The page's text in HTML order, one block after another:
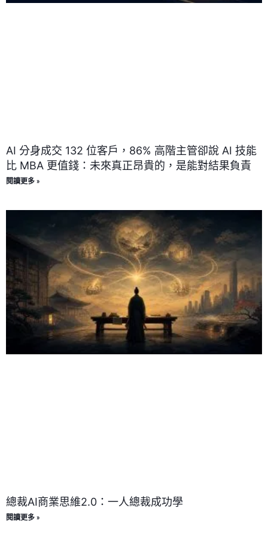
AI 分身成交 132 位客戶，86% 高階主管卻說 AI 技能
比 MBA 更值錢：未來真正昂貴的，是能對結果負責
閱讀更多 »
總裁AI商業思維2.0：一人總裁成功學
閱讀更多 »